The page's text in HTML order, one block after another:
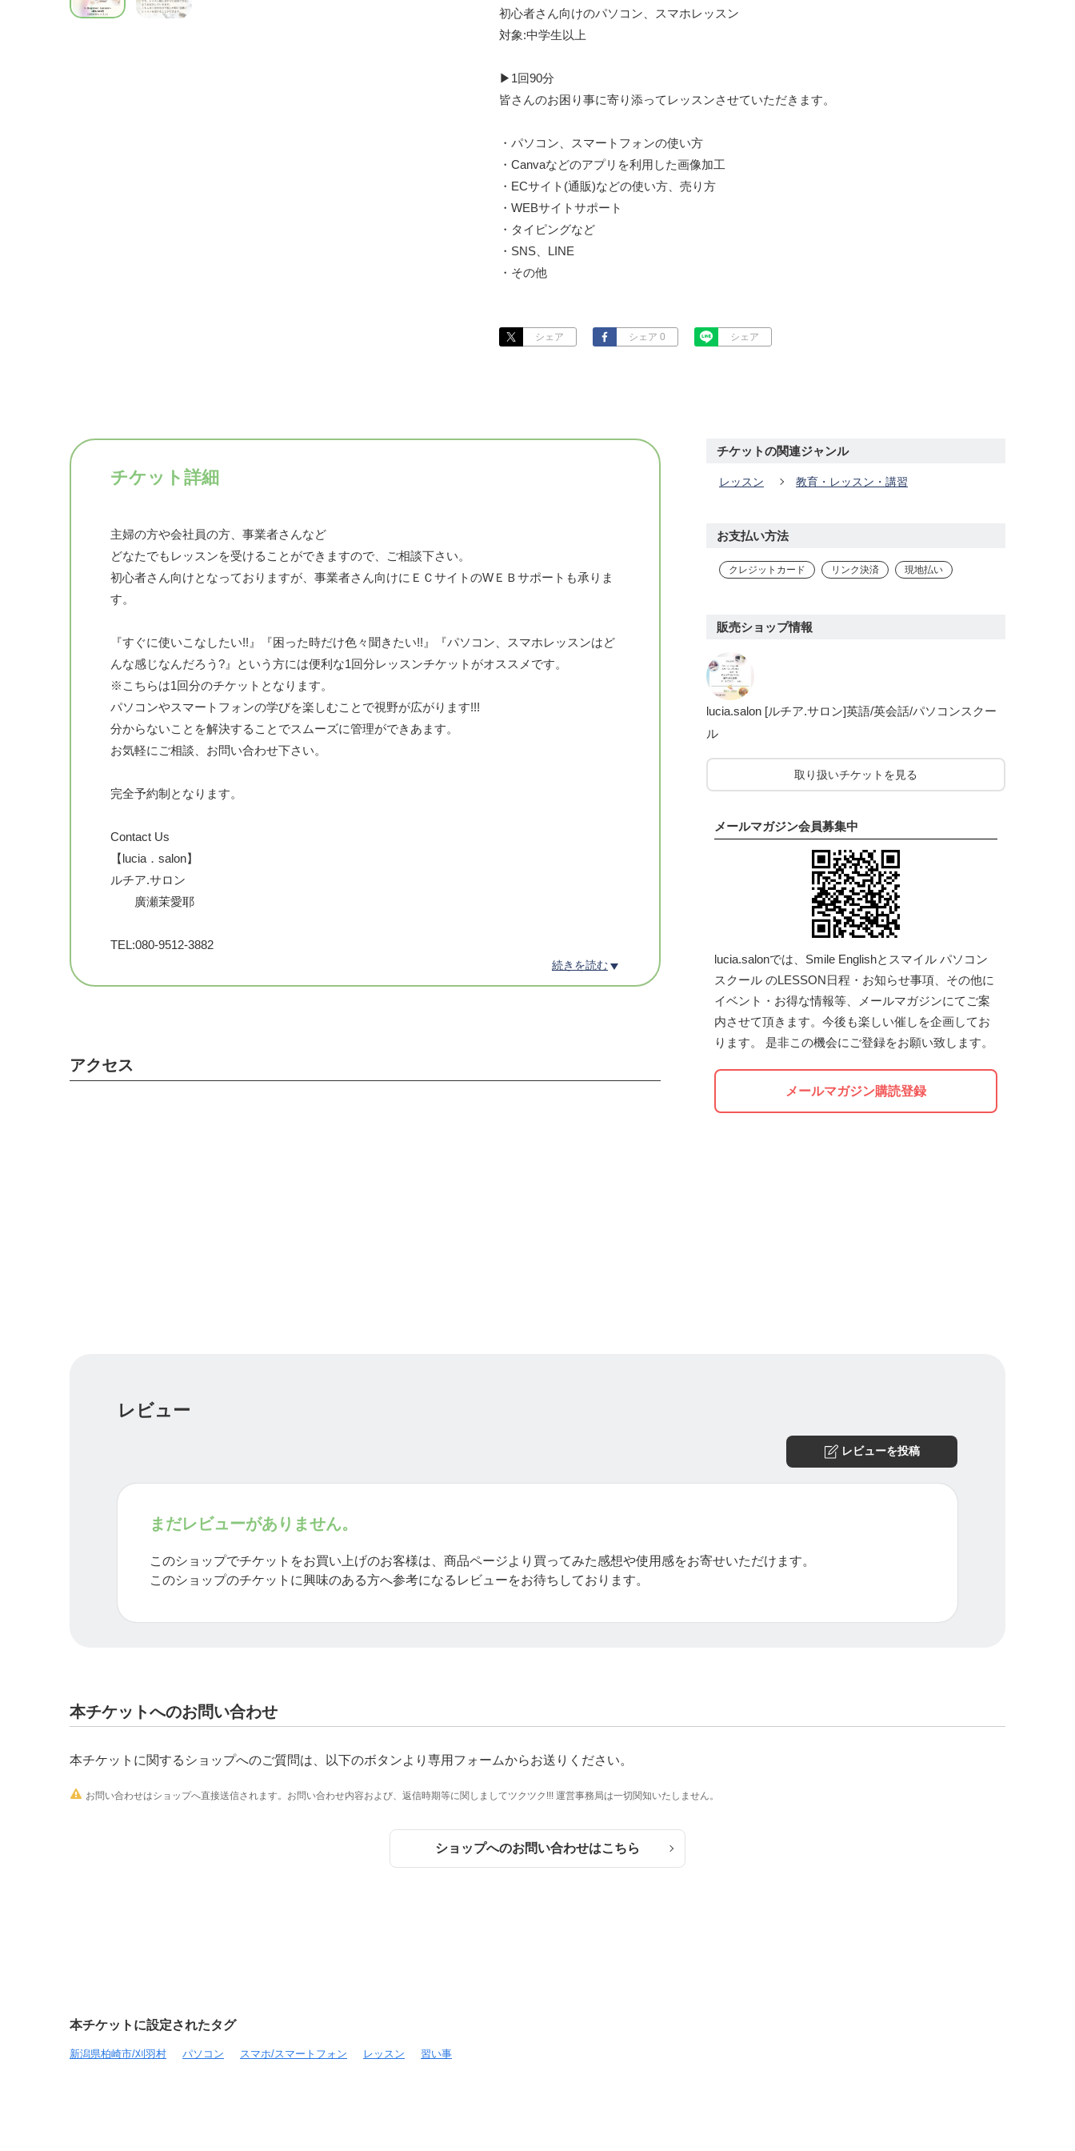
初心者さん向けのパソコン、スマホレッスン
対象:中学生以上
▶1回90分
皆さんのお困り事に寄り添ってレッスンさせていただきます。
・パソコン、スマートフォンの使い方
・Canvaなどのアプリを利用した画像加工
・ECサイト(通販)などの使い方、売り方
・WEBサイトサポート
・タイピングなど
・SNS、LINE
・その他
シェア シェア 0 シェア
チケット詳細
主婦の方や会社員の方、事業者さんなど
どなたでもレッスンを受けることができますので、ご相談下さい。
初心者さん向けとなっておりますが、事業者さん向けにＥＣサイトのWＥＢサポートも承りま
す。
『すぐに使いこなしたい!!』『困った時だけ色々聞きたい!!』『パソコン、スマホレッスンはど
んな感じなんだろう?』という方には便利な1回分レッスンチケットがオススメです。
※こちらは1回分のチケットとなります。
パソコンやスマートフォンの学びを楽しむことで視野が広がります!!!
分からないことを解決することでスムーズに管理ができあます。
お気軽にご相談、お問い合わせ下さい。
完全予約制となります。
Contact Us
【lucia．salon】
ルチア.サロン
廣瀬茉愛耶
TEL:080-9512-3882
LINE
続きを読む
アクセス
チケットの関連ジャンル
レッスン 教育・レッスン・講習
お支払い方法
クレジットカード リンク決済 現地払い
販売ショップ情報
lucia.salon [ルチア.サロン]英語/英会話/パソコンスクー
ル
取り扱いチケットを見る
メールマガジン会員募集中
lucia.salonでは、Smile Englishとスマイル パソコン
スクール のLESSON日程・お知らせ事項、その他に
イベント・お得な情報等、メールマガジンにてご案
内させて頂きます。今後も楽しい催しを企画してお
ります。 是非この機会にご登録をお願い致します。
メールマガジン購読登録
レビュー
レビューを投稿
まだレビューがありません。
このショップでチケットをお買い上げのお客様は、商品ページより買ってみた感想や使用感をお寄せいただけます。
このショップのチケットに興味のある方へ参考になるレビューをお待ちしております。
本チケットへのお問い合わせ
本チケットに関するショップへのご質問は、以下のボタンより専用フォームからお送りください。
 お問い合わせはショップへ直接送信されます。お問い合わせ内容および、返信時期等に関しましてツクツク!!! 運営事務局は一切関知いたしません。
ショップへのお問い合わせはこちら
本チケットに設定されたタグ
新潟県柏崎市/刈羽村 パソコン スマホ/スマートフォン レッスン 習い事